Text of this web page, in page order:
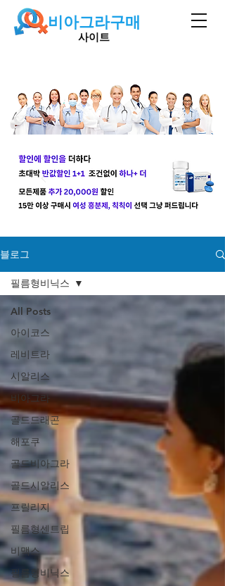
비아그라구매
사이트
블로그
All Posts
아이코스
레비트라
시알리스
비아그라
골드드래곤
해포쿠
골드비아그라
골드시알리스
프릴리지
필름형센트립
비맥스
필름형비닉스
필름형비닉스